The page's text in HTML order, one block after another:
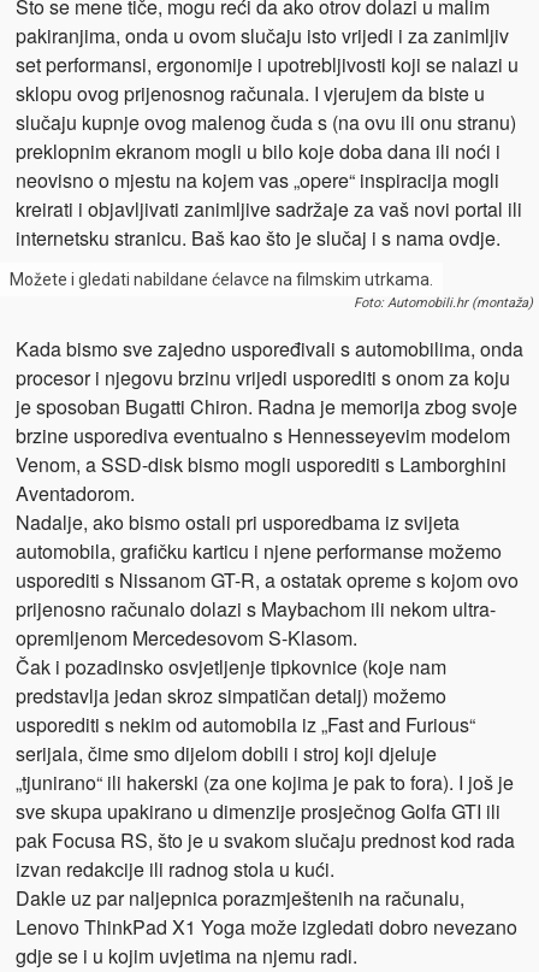
Što se mene tiče, mogu reći da ako otrov dolazi u malim
pakiranjima, onda u ovom slučaju isto vrijedi i za zanimljiv
set performansi, ergonomije i upotrebljivosti koji se nalazi u
sklopu ovog prijenosnog računala. I vjerujem da biste u
slučaju kupnje ovog malenog čuda s (na ovu ili onu stranu)
preklopnim ekranom mogli u bilo koje doba dana ili noći i
neovisno o mjestu na kojem vas „opere“ inspiracija mogli
kreirati i objavljivati zanimljive sadržaje za vaš novi portal ili
internetsku stranicu. Baš kao što je slučaj i s nama ovdje.
Možete i gledati nabildane ćelavce na filmskim utrkama.
Foto: Automobili.hr (montaža)
Kada bismo sve zajedno uspoređivali s automobilima, onda
procesor i njegovu brzinu vrijedi usporediti s onom za koju
je sposoban Bugatti Chiron. Radna je memorija zbog svoje
brzine usporediva eventualno s Hennesseyevim modelom
Venom, a SSD-disk bismo mogli usporediti s Lamborghini
Aventadorom.
Nadalje, ako bismo ostali pri usporedbama iz svijeta
automobila, grafičku karticu i njene performanse možemo
usporediti s Nissanom GT-R, a ostatak opreme s kojom ovo
prijenosno računalo dolazi s Maybachom ili nekom ultra-
opremljenom Mercedesovom S-Klasom.
Čak i pozadinsko osvjetljenje tipkovnice (koje nam
predstavlja jedan skroz simpatičan detalj) možemo
usporediti s nekim od automobila iz „Fast and Furious“
serijala, čime smo dijelom dobili i stroj koji djeluje
„tjunirano“ ili hakerski (za one kojima je pak to fora). I još je
sve skupa upakirano u dimenzije prosječnog Golfa GTI ili
pak Focusa RS, što je u svakom slučaju prednost kod rada
izvan redakcije ili radnog stola u kući.
Dakle uz par naljepnica porazmještenih na računalu,
Lenovo ThinkPad X1 Yoga može izgledati dobro nevezano
gdje se i u kojim uvjetima na njemu radi.